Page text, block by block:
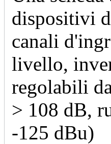
dispositivi
canali
livello,
regolabili
> 108 dB,
-125 dBu)